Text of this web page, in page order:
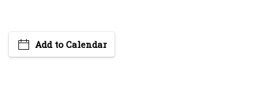
Add to Calendar